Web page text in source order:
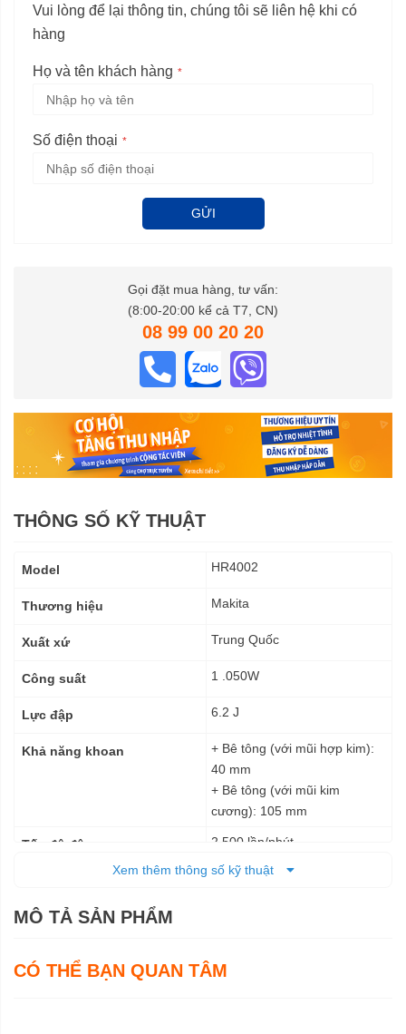
Vui lòng để lại thông tin, chúng tôi sẽ liên hệ khi có
hàng
Họ và tên khách hàng
Số điện thoại
GỬI
Gọi đặt mua hàng, tư vấn:
(8:00-20:00 kể cả T7, CN)
08 99 00 20 20
THÔNG SỐ KỸ THUẬT
kỹ
Model HR4002
Thương hiệu Makita
Xuất xứ Trung Quốc
Công suất 1 .050W
Lực đập 6.2 J
Khả năng khoan
+ Bê tông (với mũi hợp kim):
40 mm
+ Bê tông (với mũi kim
cương): 105 mm
Tốc độ đập 2.500 lần/phút
680 vòng/phút
Nguồn cấp
Xem thêm thông số kỹ thuật
MÔ TẢ SẢN PHẨM
CÓ THỂ BẠN QUAN TÂM